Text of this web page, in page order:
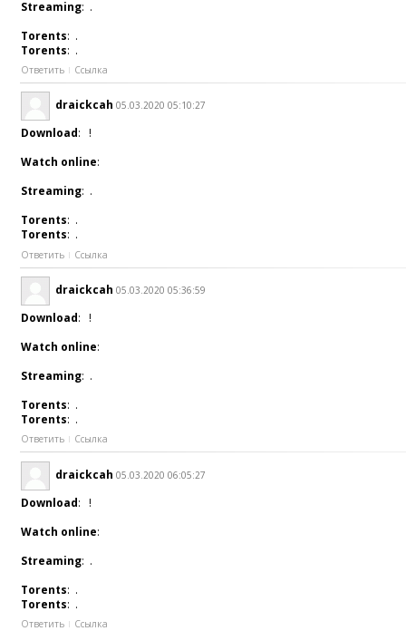
Streaming: .
Torents: .
Torents: .
Ответить Ссылка
draickcah 05.03.2020 05:10:27
Download: !
Watch online:
Streaming: .
Torents: .
Torents: .
Ответить Ссылка
draickcah 05.03.2020 05:36:59
Download: !
Watch online:
Streaming: .
Torents: .
Torents: .
Ответить Ссылка
draickcah 05.03.2020 06:05:27
Download: !
Watch online:
Streaming: .
Torents: .
Torents: .
Ответить Ссылка